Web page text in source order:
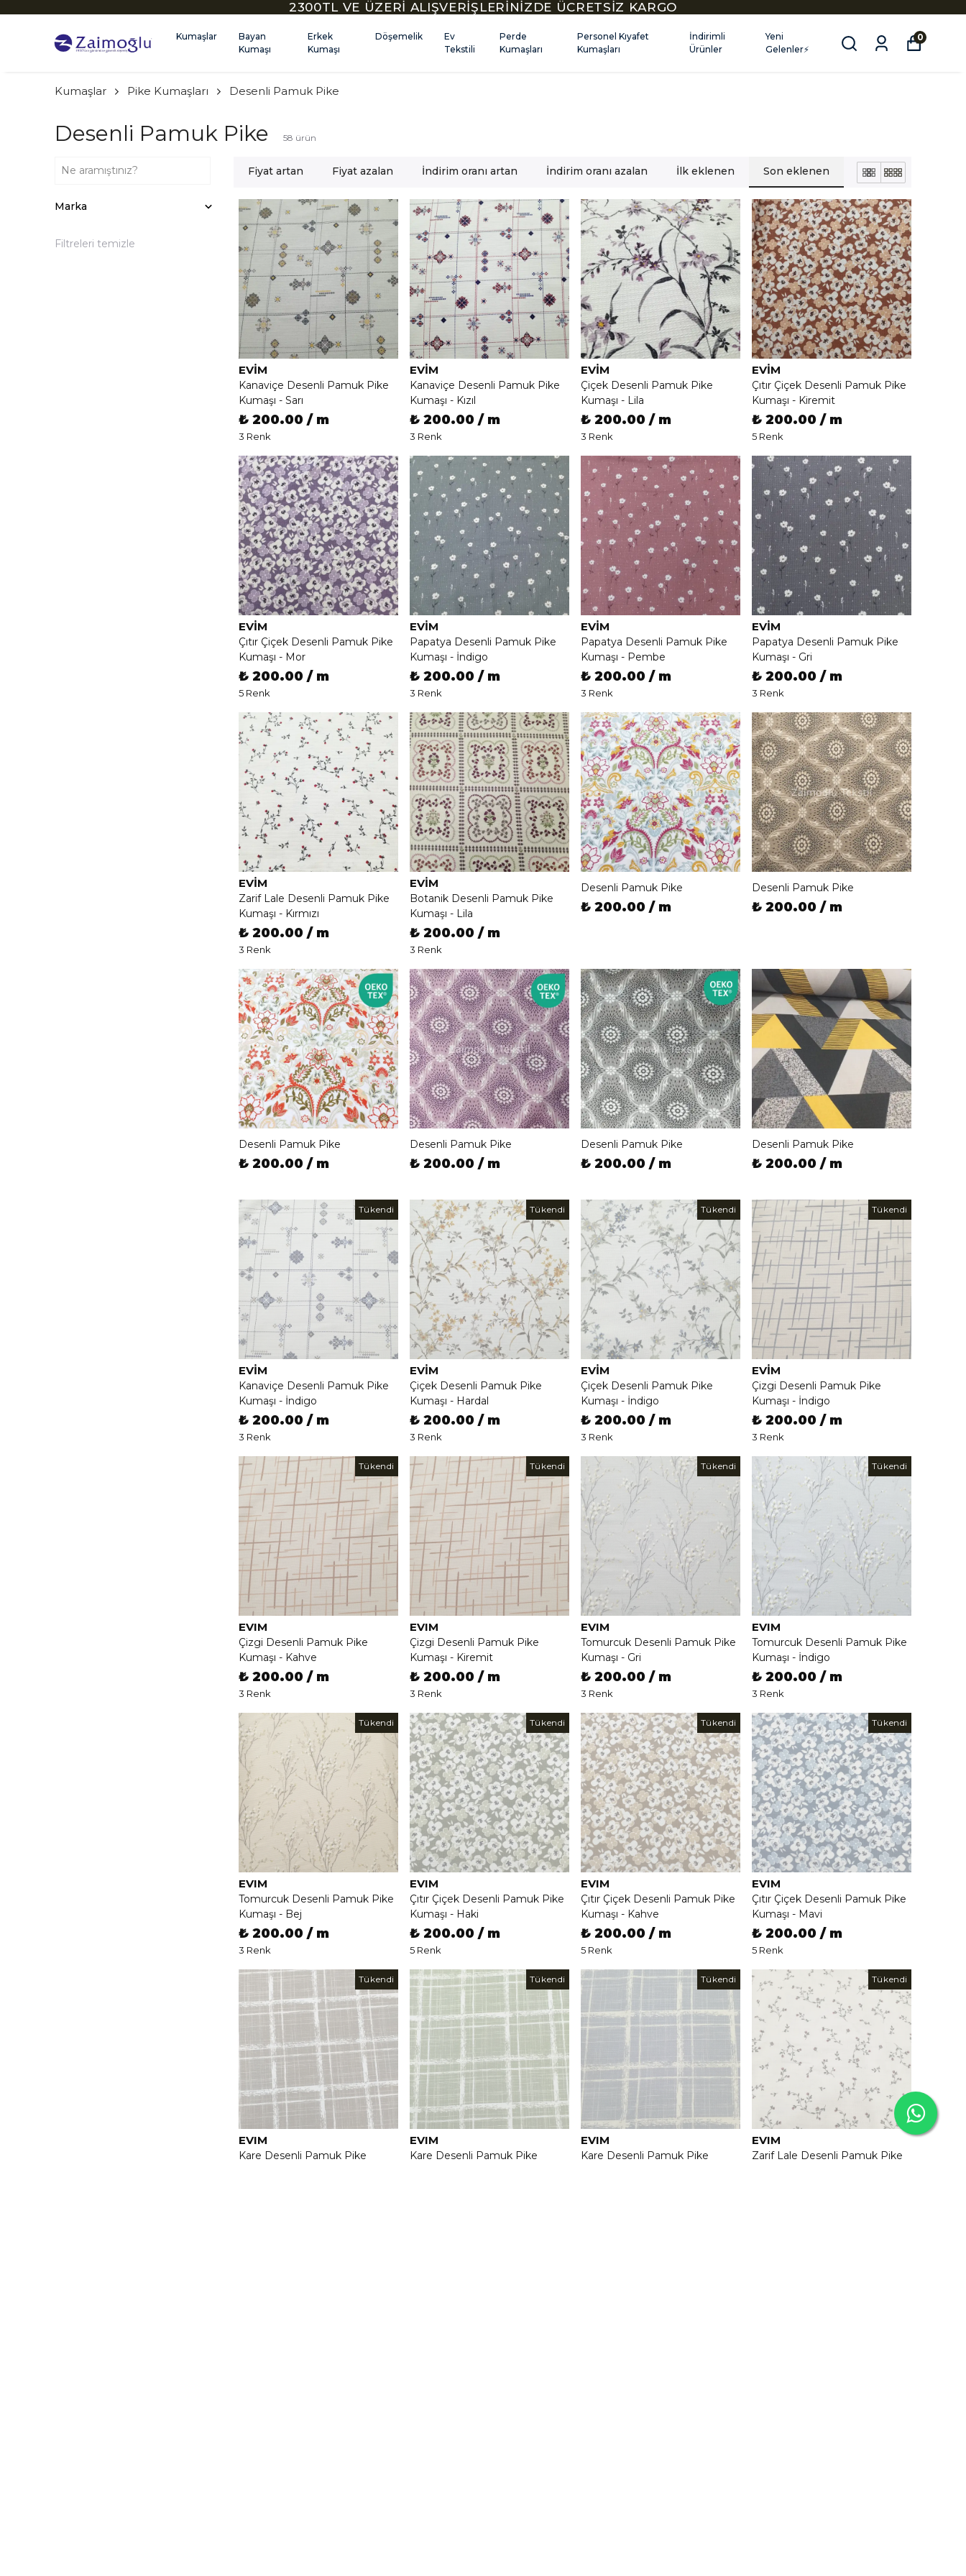
2300TL VE ÜZERİ ALIŞVERİŞLERİNİZDE ÜCRETSİZ KARGO
Kumaşlar
Bayan
Kumaşı
Erkek
Kumaşı
Döşemelik
Ev
Tekstili
Perde
Kumaşları
Personel Kıyafet
Kumaşları
İndirimli
Ürünler
Yeni
Gelenler⚡
0
Kumaşlar Pike Kumaşları Desenli Pamuk Pike
Desenli Pamuk Pike 58 ürün
Fiyat artan Fiyat azalan İndirim oranı artan İndirim oranı azalan İlk eklenen Son eklenen
Marka
Filtreleri temizle
EVIM
Kanaviçe Desenli Pamuk Pike
Kumaşı - Sarı
₺ 200.00 / m
3 Renk
EVIM
Kanaviçe Desenli Pamuk Pike
Kumaşı - Kızıl
₺ 200.00 / m
3 Renk
EVIM
Çiçek Desenli Pamuk Pike
Kumaşı - Lila
₺ 200.00 / m
3 Renk
EVIM
Çıtır Çiçek Desenli Pamuk Pike
Kumaşı - Kiremit
₺ 200.00 / m
5 Renk
EVIM
Çıtır Çiçek Desenli Pamuk Pike
Kumaşı - Mor
₺ 200.00 / m
5 Renk
EVIM
Papatya Desenli Pamuk Pike
Kumaşı - İndigo
₺ 200.00 / m
3 Renk
EVIM
Papatya Desenli Pamuk Pike
Kumaşı - Pembe
₺ 200.00 / m
3 Renk
EVIM
Papatya Desenli Pamuk Pike
Kumaşı - Gri
₺ 200.00 / m
3 Renk
EVIM
Zarif Lale Desenli Pamuk Pike
Kumaşı - Kırmızı
₺ 200.00 / m
3 Renk
EVIM
Botanik Desenli Pamuk Pike
Kumaşı - Lila
₺ 200.00 / m
3 Renk
Desenli Pamuk Pike
₺ 200.00 / m
Desenli Pamuk Pike
₺ 200.00 / m
Desenli Pamuk Pike
₺ 200.00 / m
Desenli Pamuk Pike
₺ 200.00 / m
Desenli Pamuk Pike
₺ 200.00 / m
Desenli Pamuk Pike
₺ 200.00 / m
Tükendi
EVIM
Kanaviçe Desenli Pamuk Pike
Kumaşı - İndigo
₺ 200.00 / m
3 Renk
Tükendi
EVIM
Çiçek Desenli Pamuk Pike
Kumaşı - Hardal
₺ 200.00 / m
3 Renk
Tükendi
EVIM
Çiçek Desenli Pamuk Pike
Kumaşı - İndigo
₺ 200.00 / m
3 Renk
Tükendi
EVIM
Çizgi Desenli Pamuk Pike
Kumaşı - İndigo
₺ 200.00 / m
3 Renk
Tükendi
EVIM
Çizgi Desenli Pamuk Pike
Kumaşı - Kahve
₺ 200.00 / m
3 Renk
Tükendi
EVIM
Çizgi Desenli Pamuk Pike
Kumaşı - Kiremit
₺ 200.00 / m
3 Renk
Tükendi
EVIM
Tomurcuk Desenli Pamuk Pike
Kumaşı - Gri
₺ 200.00 / m
3 Renk
Tükendi
EVIM
Tomurcuk Desenli Pamuk Pike
Kumaşı - İndigo
₺ 200.00 / m
3 Renk
Tükendi
EVIM
Tomurcuk Desenli Pamuk Pike
Kumaşı - Bej
₺ 200.00 / m
3 Renk
Tükendi
EVIM
Çıtır Çiçek Desenli Pamuk Pike
Kumaşı - Haki
₺ 200.00 / m
5 Renk
Tükendi
EVIM
Çıtır Çiçek Desenli Pamuk Pike
Kumaşı - Kahve
₺ 200.00 / m
5 Renk
Tükendi
EVIM
Çıtır Çiçek Desenli Pamuk Pike
Kumaşı - Mavi
₺ 200.00 / m
5 Renk
Tükendi
EVIM
Kare Desenli Pamuk Pike
Tükendi
EVIM
Kare Desenli Pamuk Pike
Tükendi
EVIM
Kare Desenli Pamuk Pike
Tükendi
EVIM
Zarif Lale Desenli Pamuk Pike